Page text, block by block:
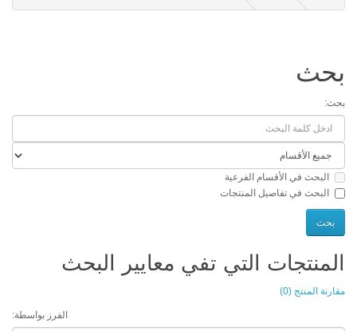
البحث في الأقسام الفرعية
البحث في تفاصيل المنتجات
التي تفي معايير البحث
المنتج (0)
الفرز بواسطة: